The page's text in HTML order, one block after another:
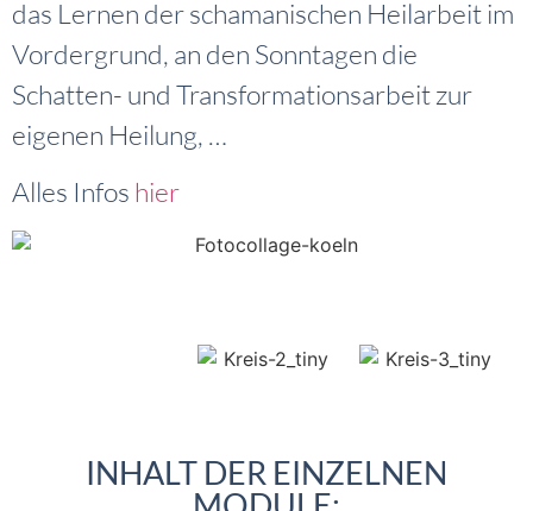
das Lernen der schamanischen Heilarbeit im
Vordergrund, an den Sonntagen die
Schatten- und Transformationsarbeit zur
eigenen Heilung, …
Alles Infos hier
INHALT DER EINZELNEN
Heiliger